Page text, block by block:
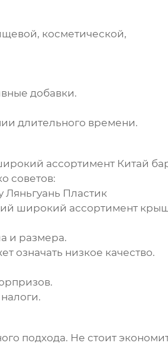
косметической,
добавки.
длительного времени.
ассортимент Китай
советов:
Ляньгуань Пластик
широкий ассортимент
и размера.
означать низкое качество.
подхода. Не стоит